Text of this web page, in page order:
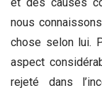
et des causes
nous
chose selon lui.
aspect
rejeté dans